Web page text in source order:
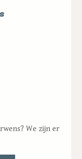
We zijn er